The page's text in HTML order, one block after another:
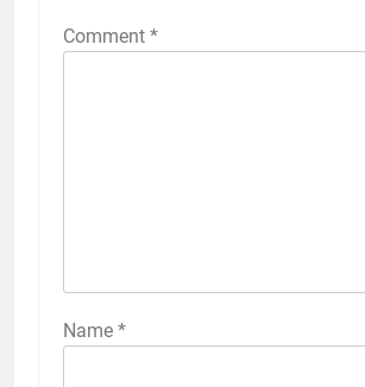
Comment *
Name *